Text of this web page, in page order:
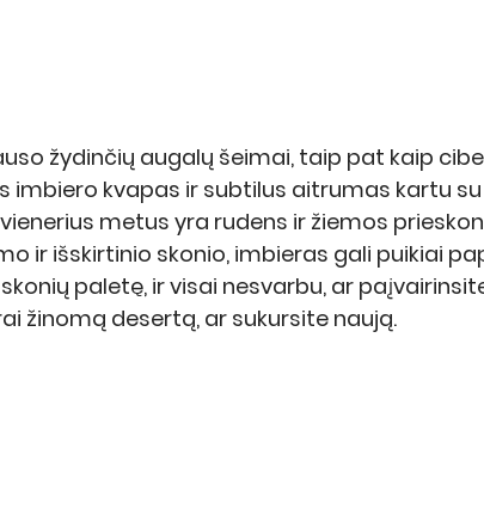
žydinčių augalų šeimai, taip pat kaip
imbiero kvapas ir subtilus aitrumas kartu
metus yra rudens ir žiemos
ir išskirtinio skonio, imbieras gali puikiai
paletę, ir visai nesvarbu, ar
žinomą desertą, ar sukursite naują.